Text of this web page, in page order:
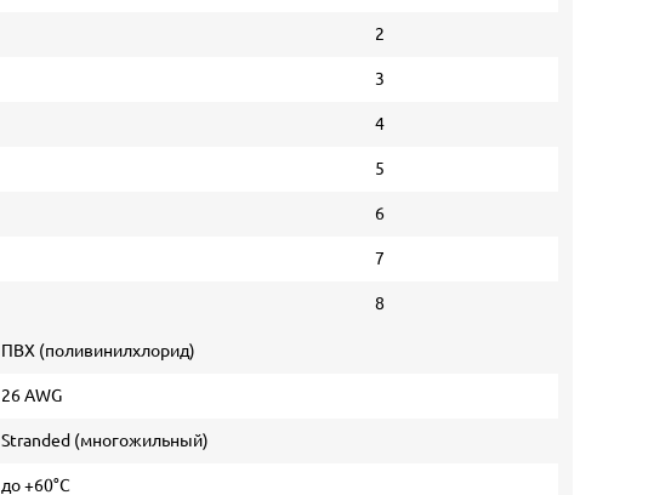
2
3
4
5
6
7
8
ПВХ (поливинилхлорид)
26 AWG
Stranded (многожильный)
до +60°С